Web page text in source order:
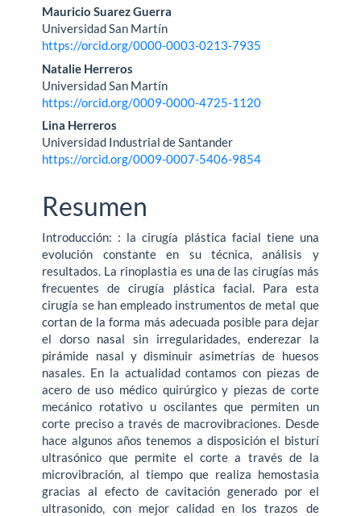
Contenido
principal
del
artículo
Mauricio Suarez Guerra
Universidad San Martín
https://orcid.org/0000-0003-0213-7935
Natalie Herreros
Universidad San Martín
https://orcid.org/0009-0000-4725-1120
Lina Herreros
Universidad Industrial de Santander
https://orcid.org/0009-0007-5406-9854
Resumen
Introducción: : la cirugía plástica facial tiene una
evolución constante en su técnica, análisis y
resultados. La rinoplastia es una de las cirugías más
frecuentes de cirugía plástica facial. Para esta
cirugía se han empleado instrumentos de metal que
cortan de la forma más adecuada posible para dejar
el dorso nasal sin irregularidades, enderezar la
pirámide nasal y disminuir asimetrías de huesos
nasales. En la actualidad contamos con piezas de
acero de uso médico quirúrgico y piezas de corte
mecánico rotativo u oscilantes que permiten un
corte preciso a través de macrovibraciones. Desde
hace algunos años tenemos a disposición el bisturí
ultrasónico que permite el corte a través de la
microvibración, al tiempo que realiza hemostasia
gracias al efecto de cavitación generado por el
ultrasonido, con mejor calidad en los trazos de